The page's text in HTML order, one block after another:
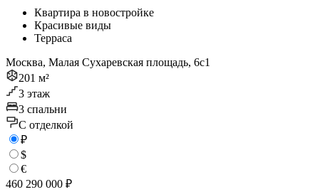
Квартира в новостройке
Красивые виды
Терраса
Москва, Малая Сухаревская площадь, 6с1
201 м²
3 этаж
3 спальни
C отделкой
₽
$
€
460 290 000 ₽